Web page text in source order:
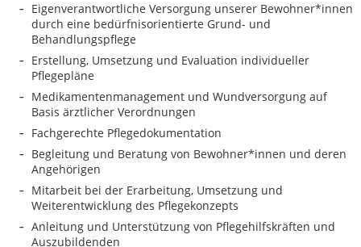
Eigenverantwortliche Versorgung unserer Bewohner*innen
durch eine bedürfnisorientierte Grund- und
Behandlungspflege
Erstellung, Umsetzung und Evaluation individueller
Pflegepläne
Medikamentenmanagement und Wundversorgung auf
Basis ärztlicher Verordnungen
Fachgerechte Pflegedokumentation
Begleitung und Beratung von Bewohner*innen und deren
Angehörigen
Mitarbeit bei der Erarbeitung, Umsetzung und
Weiterentwicklung des Pflegekonzepts
Anleitung und Unterstützung von Pflegehilfskräften und
Auszubildenden
Karte anzeigen